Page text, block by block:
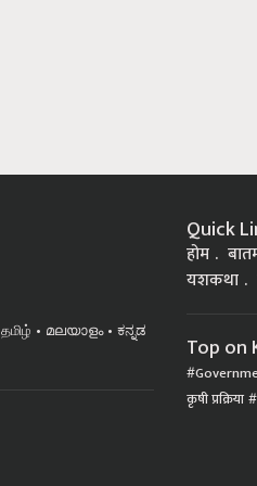
தமிழ் മലയാളം
ಕನ್ನಡ
Quick
होम
यशकथा
Top on
कृषी प्रक्रिया